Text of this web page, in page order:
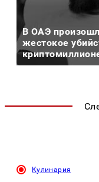
В ОАЭ
жестокое
Кулинария